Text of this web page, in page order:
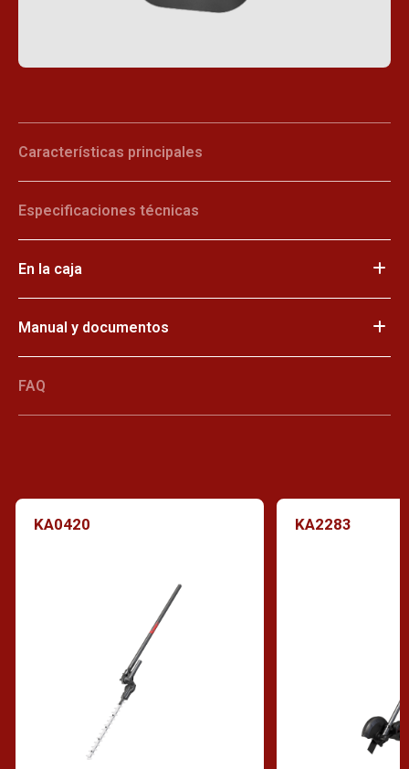
Características principales
Especificaciones técnicas
En la caja
Manual y documentos
FAQ
KA0420 KA2283